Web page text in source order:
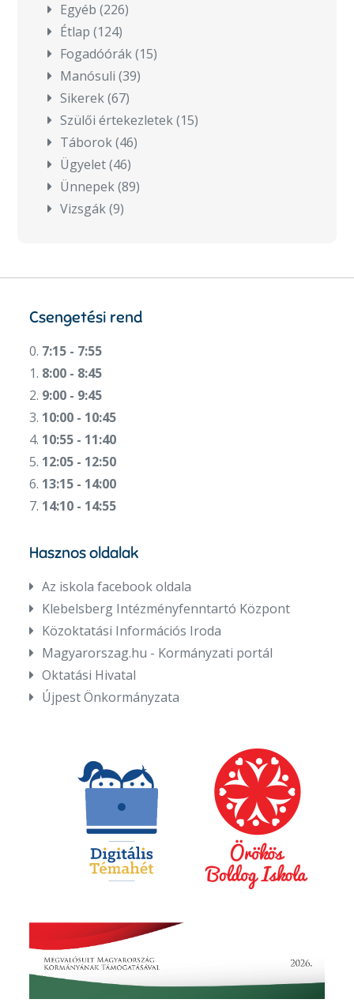
Egyéb (226)
Étlap (124)
Fogadóórák(15)
Manósuli (39)
Sikerek(67)
Szülői értekezletek(15)
Táborok(46)
Ügyelet(46)
Ünnepek(89)
Vizsgák(9)
Csengetési rend
0. 7:15 - 7:55
1. 8:00 - 8:45
2. 9:00 - 9:45
3. 10:00 - 10:45
4. 10:55 - 11:40
5. 12:05 - 12:50
6. 13:15 - 14:00
7. 14:10 - 14:55
Hasznos oldalak
Az iskola facebook oldala
Klebelsberg Intézményfenntartó Központ
Közoktatási Információs Iroda
Magyarorszag.hu - Kormányzati portál
Oktatási Hivatal
Újpest Önkormányzata